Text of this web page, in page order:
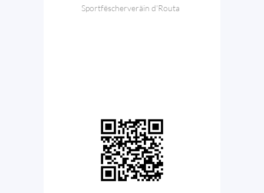
Sportfëscherveräin d'Routa